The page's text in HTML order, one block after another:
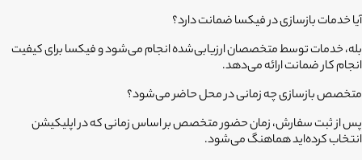
آیا خدمات بازسازی در فیکسا ضمانت دارد؟
بله، خدمات توسط متخصصان ارزیابی‌شده انجام می‌شود و فیکسا برای کیفیت
انجام کار ضمانت ارائه می‌دهد.
متخصص بازسازی چه زمانی در محل حاضر می‌شود؟
پس از ثبت سفارش، زمان حضور متخصص بر اساس زمانی که در اپلیکیشن
انتخاب کرده‌اید هماهنگ می‌شود.